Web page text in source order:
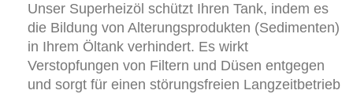
Unser Superheizöl schützt Ihren Tank, indem es
die Bildung von Alterungsprodukten (Sedimenten)
in Ihrem Öltank verhindert. Es wirkt
Verstopfungen von Filtern und Düsen entgegen
und sorgt für einen störungsfreien Langzeitbetrieb